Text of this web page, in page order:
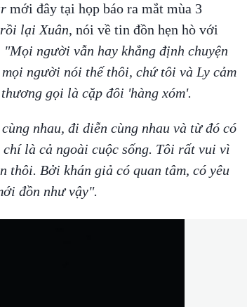
mới đây tại họp báo ra mắt mùa 3
lại Xuân, nói về tin đồn hẹn hò với
"Mọi người vẫn hay khẳng định chuyện
người nói thế thôi, chứ tôi và Ly cảm
gọi là cặp đôi 'hàng xóm'.
nhau, đi diễn cùng nhau và từ đó có
là cả ngoài cuộc sống. Tôi rất vui vì
thôi. Bởi khán giả có quan tâm, có yêu
đồn như vậy".